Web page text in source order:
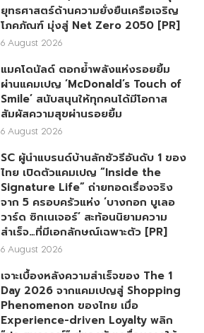
ยุทธศาสตร์ด้านความยั่งยืนเครือเจริญ
โภคภัณฑ์ มุ่งสู่ Net Zero 2050 [PR]
6 August 2026
แมคโดนัลด์ ตอกย้ำพลังแห่งรอยยิ้ม
ผ่านแคมเปญ ‘McDonald’s Touch of
Smile’ สนับสนุนให้ทุกคนได้มีโอกาส
สัมผัสความสุขผ่านรอยยิ้ม
6 August 2026
SC ผู้นำแบรนด์บ้านลักชัวรีอันดับ 1 ของ
ไทย เปิดตัวแคมเปญ “Inside the
Signature Life” ถ่ายทอดเรื่องจริง
จาก 5 ครอบครัวแห่ง ‘บางกอก บูเลอ
วาร์ด ซิกเนเจอร์’ สะท้อนนิยามความ
สำเร็จ…ที่มีเอกลักษณ์เฉพาะตัว [PR]
6 August 2026
เจาะเบื้องหลังความสำเร็จของ The 1
Day 2026 จากแคมเปญสู่ Shopping
Phenomenon ของไทย เมื่อ
Experience-driven Loyalty พลิก